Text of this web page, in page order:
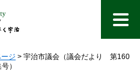
ジ > 宇治市議会（議会だより 第160
）